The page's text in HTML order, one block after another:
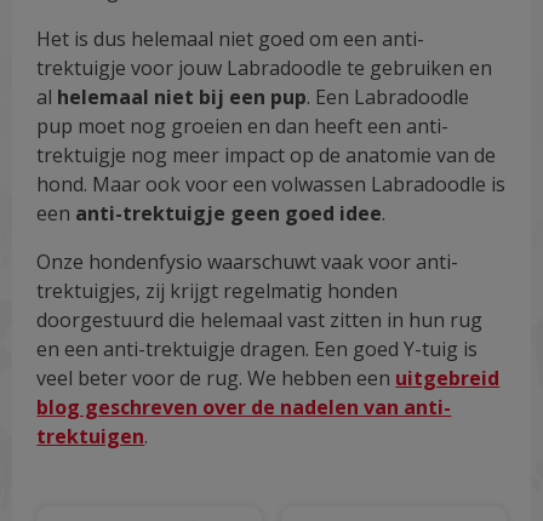
Het is dus helemaal niet goed om een anti-
trektuigje voor jouw Labradoodle te gebruiken en
al helemaal niet bij een pup. Een Labradoodle
pup moet nog groeien en dan heeft een anti-
trektuigje nog meer impact op de anatomie van de
hond. Maar ook voor een volwassen Labradoodle is
een anti-trektuigje geen goed idee.
Onze hondenfysio waarschuwt vaak voor anti-
trektuigjes, zij krijgt regelmatig honden
doorgestuurd die helemaal vast zitten in hun rug
en een anti-trektuigje dragen. Een goed Y-tuig is
veel beter voor de rug. We hebben een uitgebreid
blog geschreven over de nadelen van anti-
trektuigen.